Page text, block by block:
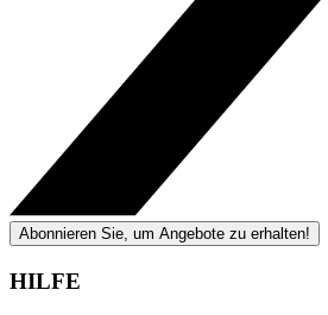
Abonnieren Sie, um Angebote zu erhalten!
HILFE